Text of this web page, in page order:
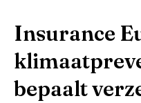
Insurance
bepaalt